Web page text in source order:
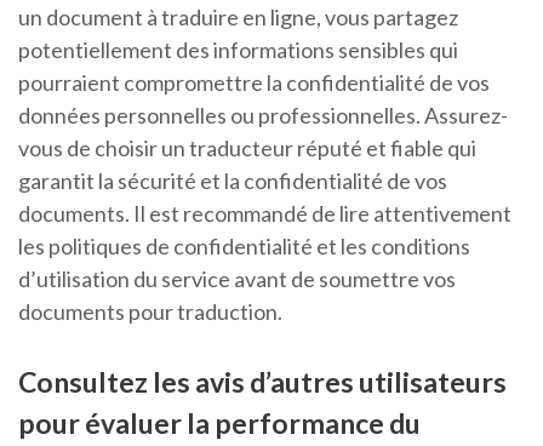
un document à traduire en ligne, vous partagez
potentiellement des informations sensibles qui
pourraient compromettre la confidentialité de vos
données personnelles ou professionnelles. Assurez-
vous de choisir un traducteur réputé et fiable qui
garantit la sécurité et la confidentialité de vos
documents. Il est recommandé de lire attentivement
les politiques de confidentialité et les conditions
d’utilisation du service avant de soumettre vos
documents pour traduction.
Consultez les avis d’autres utilisateurs
pour évaluer la performance du